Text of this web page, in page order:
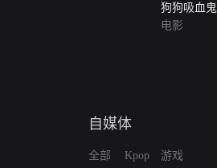
狗狗吸血鬼
电影
自媒体
全部
Kpop
游戏